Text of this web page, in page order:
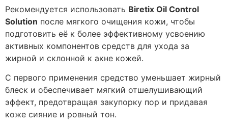
Рекомендуется использовать Biretix Oil Control
Solution после мягкого очищения кожи, чтобы
подготовить её к более эффективному усвоению
активных компонентов средств для ухода за
жирной и склонной к акне кожей.
С первого применения средство уменьшает жирный
блеск и обеспечивает мягкий отшелушивающий
эффект, предотвращая закупорку пор и придавая
коже сияние и ровный тон.